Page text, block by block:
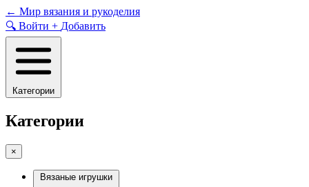
Skip
to
content
← Мир вязания и рукоделия
🔍 Войти + Добавить
Категории
Категории
×
Вязаные игрушки